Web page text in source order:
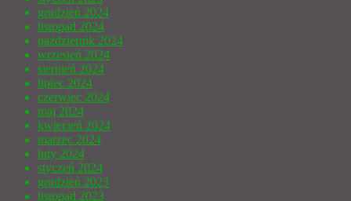
grudzień 2024
listopad 2024
październik 2024
wrzesień 2024
sierpień 2024
lipiec 2024
czerwiec 2024
maj 2024
kwiecień 2024
marzec 2024
luty 2024
styczeń 2024
grudzień 2023
listopad 2023